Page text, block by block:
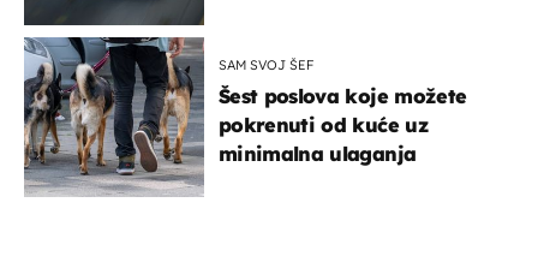
SAM SVOJ ŠEF
Šest poslova koje možete
pokrenuti od kuće uz
minimalna ulaganja